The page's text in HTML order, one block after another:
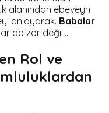
alanından ebeveyn
anlayarak. Babalar
da zor değil...
Rol ve